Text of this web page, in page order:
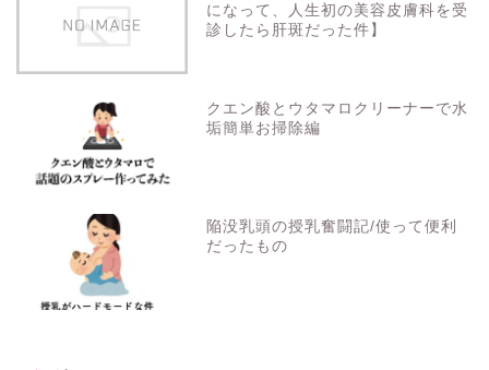
になって、人生初の美容皮膚科を受
診したら肝斑だった件】
クエン酸とウタマロクリーナーで水
垢簡単お掃除編
陥没乳頭の授乳奮闘記/使って便利
だったもの